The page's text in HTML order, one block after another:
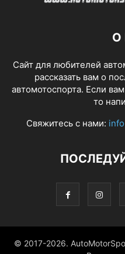
О
Сайт для любителей
рассказать вам о
автомотоспорта. Если
то
Свяжитесь с нами:
© 2017-2026.